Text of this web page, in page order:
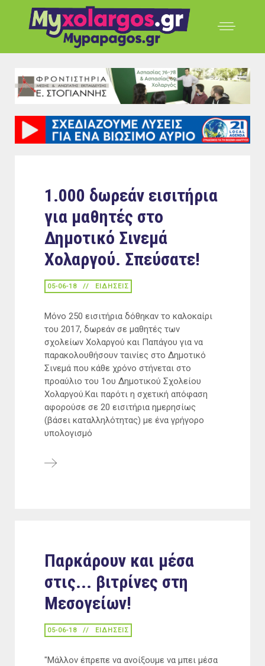
1.000 δωρεάν εισιτήρια
για μαθητές στο
Δημοτικό Σινεμά
Χολαργού. Σπεύσατε!
05-06-18 ΕΙΔΉΣΕΙΣ
Μόνο 250 εισιτήρια δόθηκαν το καλοκαίρι
του 2017, δωρεάν σε μαθητές των
σχολείων Χολαργού και Παπάγου για να
παρακολουθήσουν ταινίες στο Δημοτικό
Σινεμά που κάθε χρόνο στήνεται στο
προαύλιο του 1ου Δημοτικού Σχολείου
Χολαργού.Και παρότι η σχετική απόφαση
αφορούσε σε 20 εισιτήρια ημερησίως
(βάσει καταλληλότητας) με ένα γρήγορο
υπολογισμό
Παρκάρουν και μέσα
στις... βιτρίνες στη
Μεσογείων!
05-06-18 ΕΙΔΉΣΕΙΣ
"Μάλλον έπρεπε να ανοίξουμε να μπει μέσα